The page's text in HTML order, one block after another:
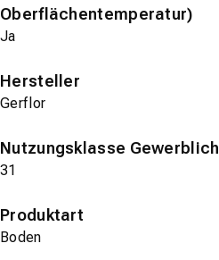
Oberflächentemperatur)
Ja
Hersteller
Gerflor
Nutzungsklasse Gewerblich
31
Produktart
Boden